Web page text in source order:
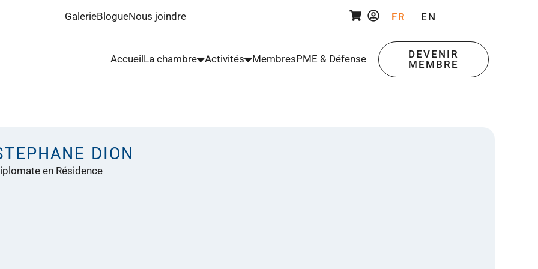
GalerieBlogueNous joindre FR EN
Accueil La chambre Activités MembresPME & Défense
DEVENIR
MEMBRE
DION
en Résidence